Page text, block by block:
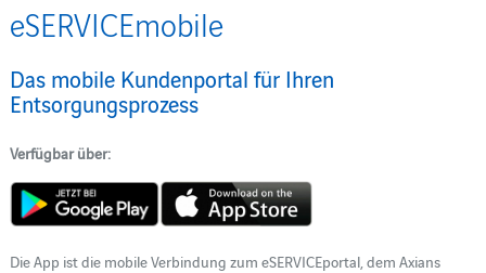
eSERVICEmobile
Das mobile Kundenportal für Ihren
Entsorgungsprozess
Verfügbar über:
Die App ist die mobile Verbindung zum eSERVICEportal, dem Axians